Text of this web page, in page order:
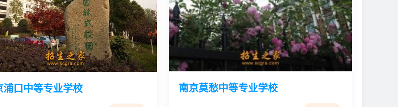
浦口中等专业学校 南京莫愁中等专业学校